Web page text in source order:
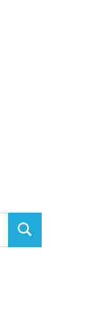
SEARCH